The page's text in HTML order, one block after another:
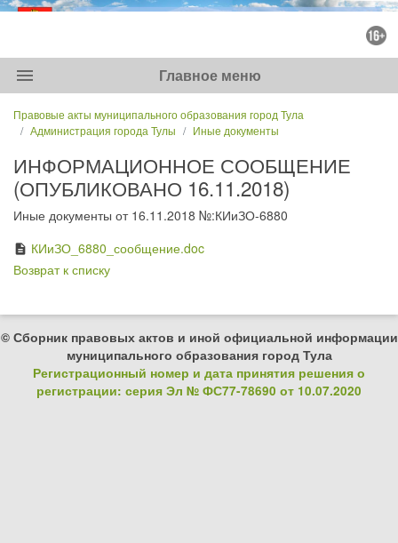
menu Главное меню
Правовые акты муниципального образования город Тула
Администрация города Тулы
Иные документы
ИНФОРМАЦИОННОЕ СООБЩЕНИЕ
(ОПУБЛИКОВАНО 16.11.2018)
Иные документы от 16.11.2018 №:КИиЗО-6880
description КИиЗО_6880_сообщение.doc
Возврат к списку
© Сборник правовых актов и иной официальной информации
муниципального образования город Тула
Регистрационный номер и дата принятия решения о
регистрации: серия Эл № ФС77-78690 от 10.07.2020